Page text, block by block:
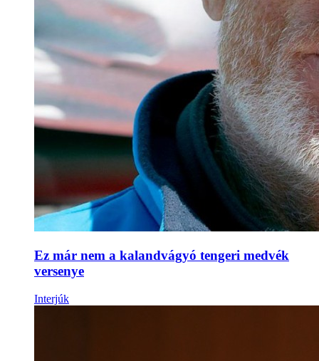
Ez már nem a kalandvágyó tengeri medvék
versenye
Interjúk